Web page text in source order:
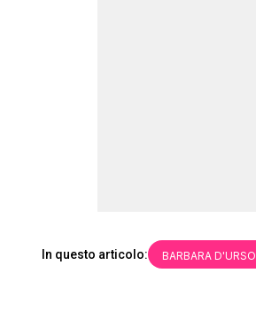
In questo articolo: BARBARA D'URSO